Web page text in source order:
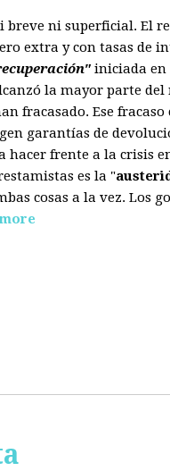
ni superficial. El
extra y con tasas de
iniciada en
la mayor parte del
Ese fracaso
garantías de
frente a la crisis
es la "
cosas a la vez. Los